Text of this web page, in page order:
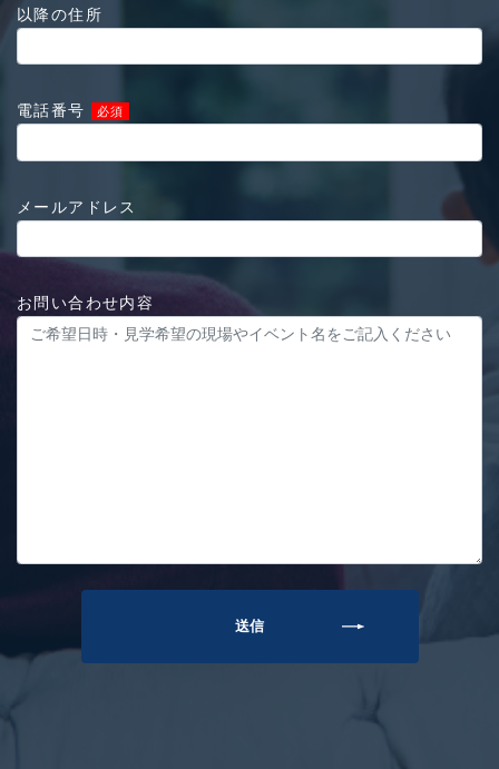
以降の住所
電話番号 必須
メールアドレス
お問い合わせ内容